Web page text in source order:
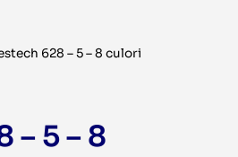
628 – 5 – 8 culori
– 5 – 8